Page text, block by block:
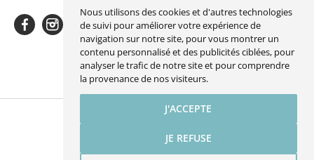
Nous utilisons des cookies et d'autres technologies
de suivi pour améliorer votre expérience de
navigation sur notre site, pour vous montrer un
contenu personnalisé et des publicités ciblées, pour
analyser le trafic de notre site et pour comprendre
la provenance de nos visiteurs.
J'ACCEPTE
JE REFUSE
InstagramYoutubeLinkedinSpotify
Une réalisation de Sigmund.ca